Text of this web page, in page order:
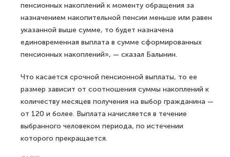
пенсионных накоплений к моменту обращения за
назначением накопительной пенсии меньше или равен
указанной выше сумме, то будет назначена
единовременная выплата в сумме сформированных
пенсионных накоплений», — сказал Балынин.
Что касается срочной пенсионной выплаты, то ее
размер зависит от соотношения суммы накоплений к
количеству месяцев получения на выбор гражданина —
от 120 и более. Выплата начисляется в течение
выбранного человеком периода, по истечении
которого прекращается.